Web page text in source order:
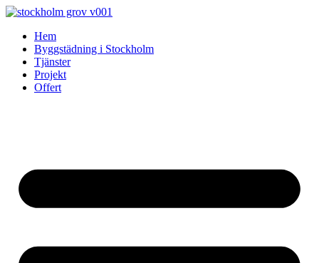
Skip
contentHem
Byggstädning i Stockholm
Tjänster
Projekt
Offert